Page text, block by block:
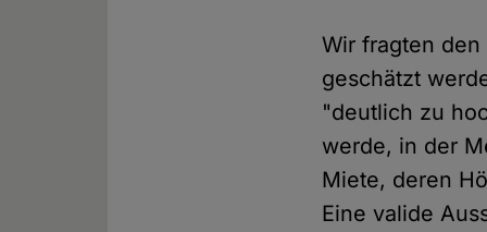
Wir fragten den
geschätzt
"deutlich zu
werde, in der
Miete, deren
Eine valide